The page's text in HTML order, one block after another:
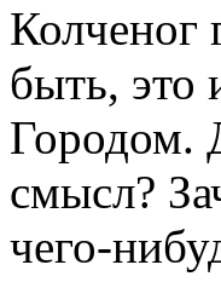
Колченог
быть, это
Городом.
смысл?
чего-